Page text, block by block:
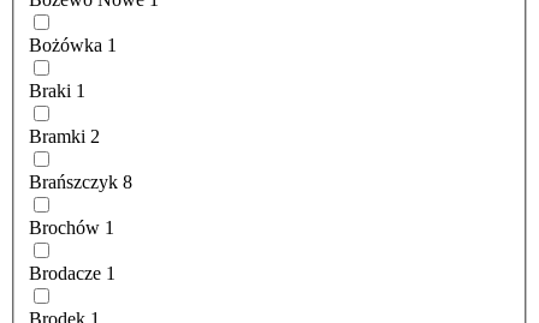
Bożówka 1
Braki 1
Bramki 2
Brańszczyk 8
Brochów 1
Brodacze 1